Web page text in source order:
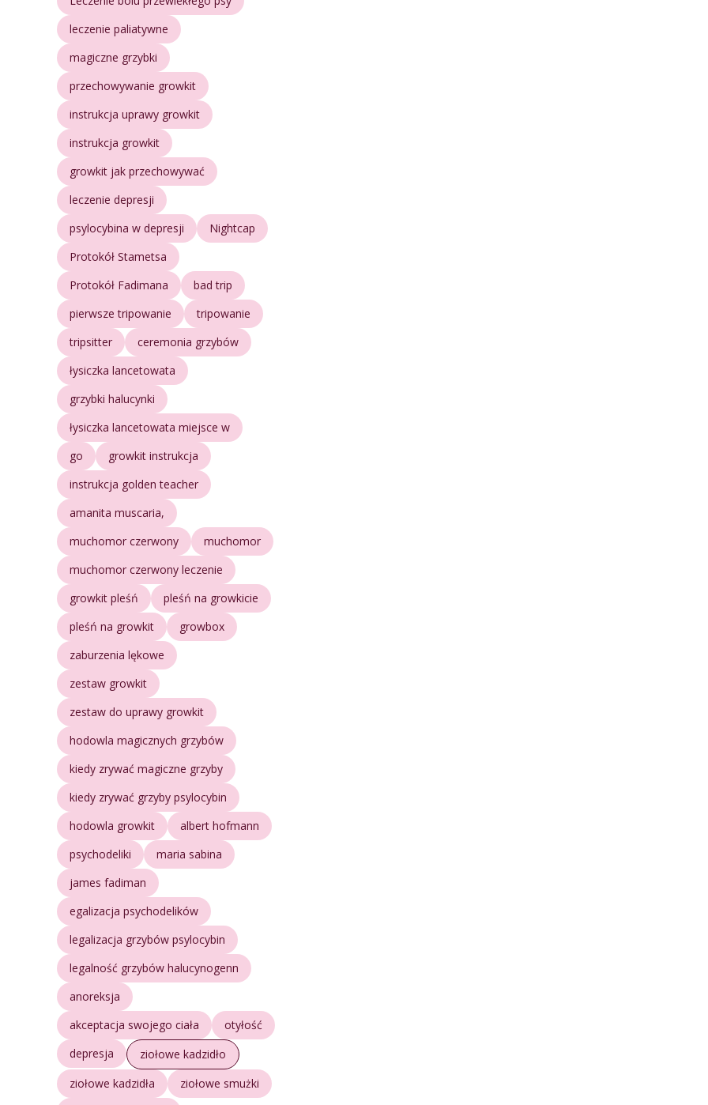
leczenie paliatywne
magiczne grzybki
przechowywanie growkit
instrukcja uprawy growkit
instrukcja growkit
growkit jak przechowywać
leczenie depresji
psylocybina w depresji
Nightcap
Protokół Stametsa
Protokół Fadimana
bad trip
pierwsze tripowanie
tripowanie
tripsitter
ceremonia grzybów
łysiczka lancetowata
grzybki halucynki
łysiczka lancetowata miejsce w
go
growkit instrukcja
instrukcja golden teacher
amanita muscaria,
muchomor czerwony
muchomor
muchomor czerwony leczenie
growkit pleśń
pleśń na growkicie
pleśń na growkit
growbox
zaburzenia lękowe
zestaw growkit
zestaw do uprawy growkit
hodowla magicznych grzybów
kiedy zrywać magiczne grzyby
kiedy zrywać grzyby psylocybin
hodowla growkit
albert hofmann
psychodeliki
maria sabina
james fadiman
egalizacja psychodelików
legalizacja grzybów psylocybin
legalność grzybów halucynogenn
anoreksja
akceptacja swojego ciała
otyłość
depresja
ziołowe kadzidło
ziołowe kadzidła
ziołowe smużki